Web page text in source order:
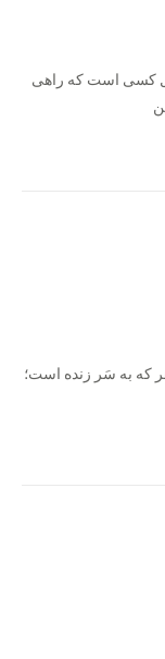
کسی است که راهی
که به سَر زنده است؛